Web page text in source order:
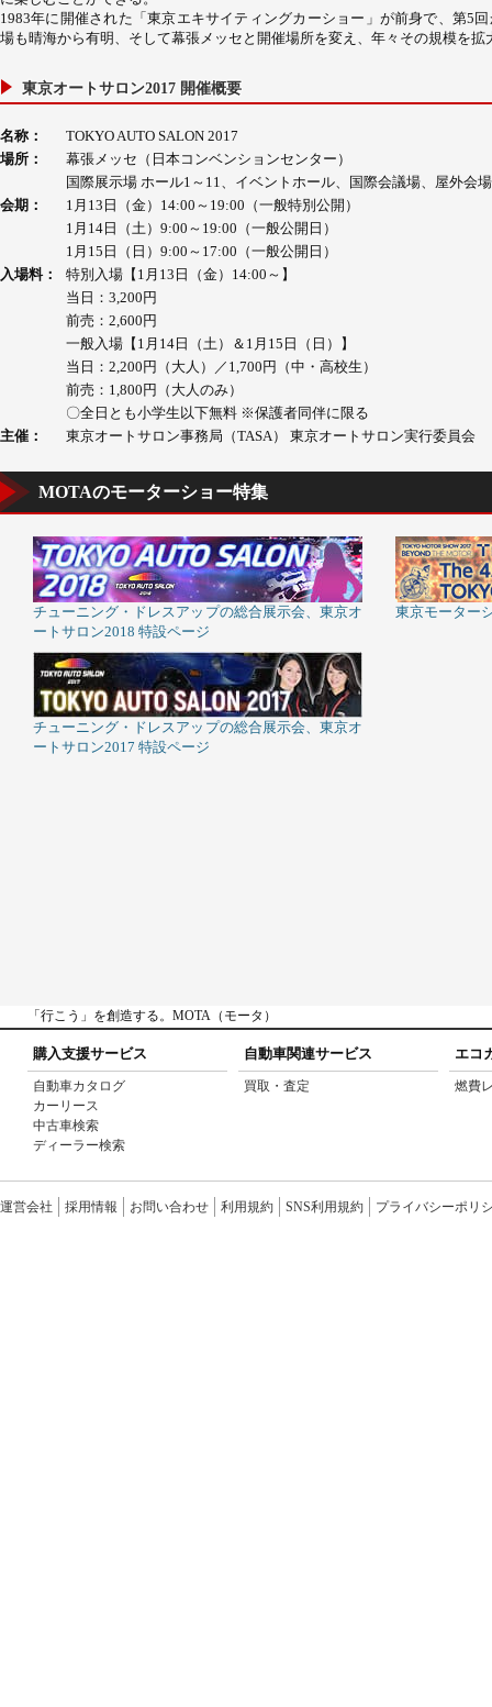
1983年に開催された「東京エキサイティングカーショー」が前身で、第5
場も晴海から有明、そして幕張メッセと開催場所を変え、年々その規模を拡
東京オートサロン2017 開催概要
名称：
TOKYO AUTO SALON 2017
場所：
幕張メッセ（日本コンベンションセンター）
国際展示場 ホール1～11、イベントホール、国際会議場、屋外会
会期：
1月13日（金）14:00～19:00（一般特別公開）
1月14日（土）9:00～19:00（一般公開日）
1月15日（日）9:00～17:00（一般公開日）
入場料：
特別入場【1月13日（金）14:00～】
当日：3,200円
前売：2,600円
一般入場【1月14日（土）＆1月15日（日）】
当日：2,200円（大人）／1,700円（中・高校生）
前売：1,800円（大人のみ）
〇全日とも小学生以下無料 ※保護者同伴に限る
主催：
東京オートサロン事務局（TASA） 東京オートサロン実行委員会
MOTAのモーターショー特集
チューニング・ドレスアップの総合展示会、東京オ
ートサロン2018 特設ページ
東京モーター
チューニング・ドレスアップの総合展示会、東京オ
ートサロン2017 特設ページ
「行こう」を創造する。MOTA（モータ）
購入支援サービス
自動車カタログ
カーリース
中古車検索
ディーラー検索
自動車関連サービス
買取・査定
エコ
燃費
運営会社 採用情報 お問い合わせ 利用規約 SNS利用規約 プライバシーポリ